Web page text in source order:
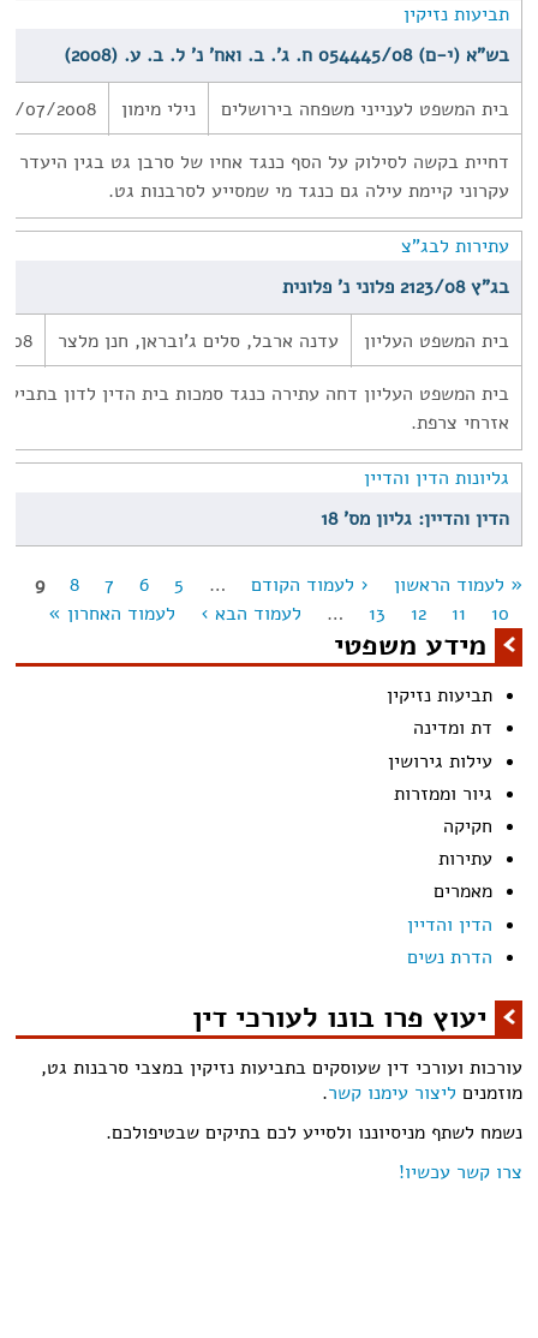
תביעות נזיקין
בש"א (י-ם) 054445/08 ח. ג'. ב. ואח' נ' ל. ב. ע. (2008)
בית המשפט לענייני משפחה בירושלים נילי מימון
07/2008
דחיית בקשה לסילוק על הסף כנגד אחיו של סרבן גט בגין היעדר
עקרוני קיימת עילה גם כנגד מי שמסייע לסרבנות גט.
עתירות לבג"צ
בג"ץ 2123/08 פלוני נ' פלונית
בית המשפט העליון עדנה ארבל, סלים ג'ובראן, חנן מלצר
בית המשפט העליון דחה עתירה כנגד סמכות בית הדין לדון
אזרחי צרפת.
גליונות הדין והדיין
הדין והדיין: גליון מס' 18
« לעמוד הראשון ‹ לעמוד הקודם …
5
6
7
8
9
10
11
12
13
… לעמוד הבא › לעמוד האחרון »
מידע משפטי
תביעות נזיקין
דת ומדינה
עילות גירושין
גיור וממזרות
חקיקה
עתירות
מאמרים
הדין והדיין
הדרת נשים
יעוץ פרו בונו לעורכי דין
עורכות ועורכי דין שעוסקים בתביעות נזיקין במצבי סרבנות גט,
מוזמנים ליצור עימנו קשר.
נשמח לשתף מניסיוננו ולסייע לכם בתיקים שבטיפולכם.
צרו קשר עכשיו!